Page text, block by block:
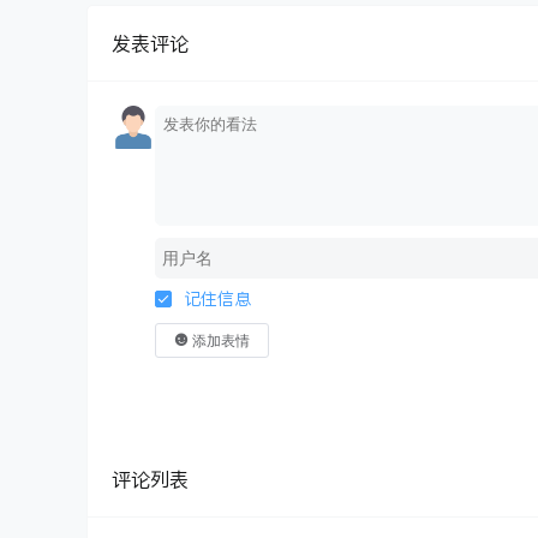
发表评论
记住信息
添加表情
评论列表